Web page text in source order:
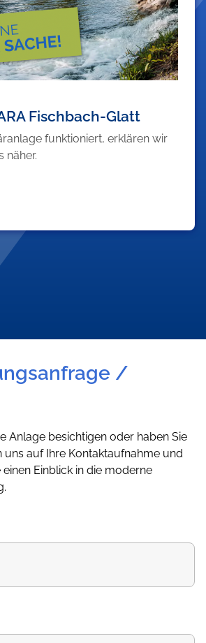
Fischbach-Glatt
funktioniert, erklären wir
näher.
/
Anlage besichtigen oder haben Sie
uns auf Ihre Kontaktaufnahme und
Einblick in die moderne